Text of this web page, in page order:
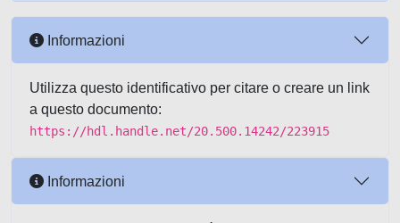
Informazioni
Utilizza questo identificativo per citare o creare un link
a questo documento:
https://hdl.handle.net/20.500.14242/223915
Informazioni